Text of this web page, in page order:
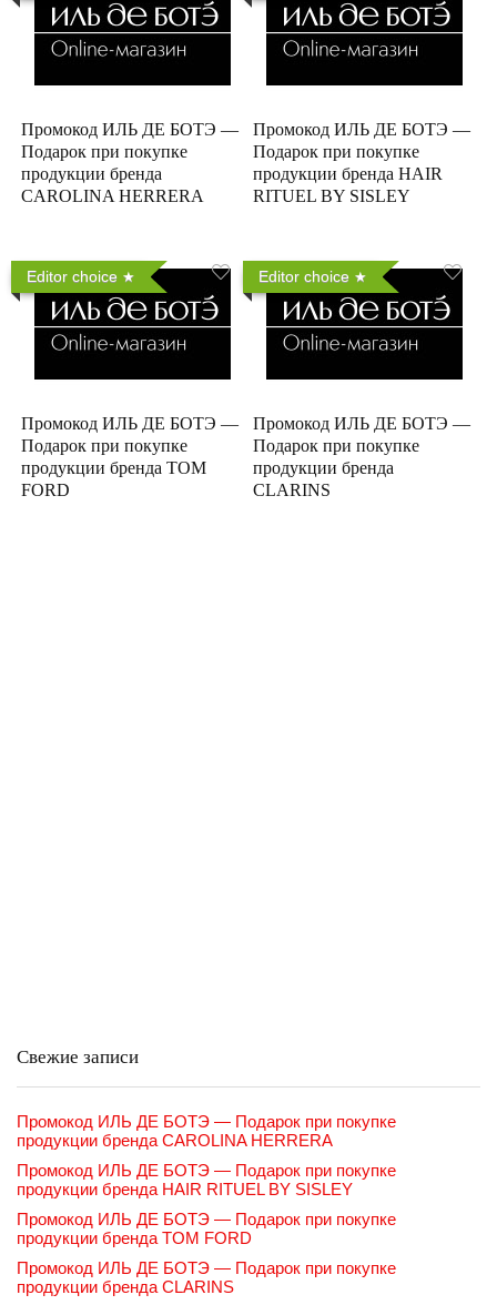
Промокод ИЛЬ ДЕ БОТЭ —
Подарок при покупке
продукции бренда
CAROLINA HERRERA
Промокод ИЛЬ ДЕ БОТЭ —
Подарок при покупке
продукции бренда HAIR
RITUEL BY SISLEY
Editor choice
Промокод ИЛЬ ДЕ БОТЭ —
Подарок при покупке
продукции бренда TOM
FORD
Editor choice
Промокод ИЛЬ ДЕ БОТЭ —
Подарок при покупке
продукции бренда
CLARINS
Свежие записи
Промокод ИЛЬ ДЕ БОТЭ — Подарок при покупке
продукции бренда CAROLINA HERRERA
Промокод ИЛЬ ДЕ БОТЭ — Подарок при покупке
продукции бренда HAIR RITUEL BY SISLEY
Промокод ИЛЬ ДЕ БОТЭ — Подарок при покупке
продукции бренда TOM FORD
Промокод ИЛЬ ДЕ БОТЭ — Подарок при покупке
продукции бренда CLARINS